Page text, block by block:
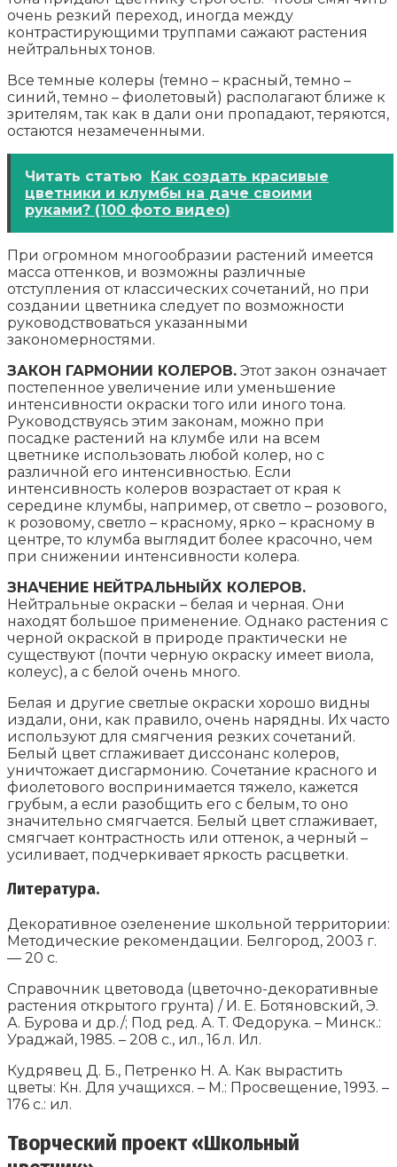
очень резкий переход, иногда между
контрастирующими труппами сажают растения
нейтральных тонов.
Все темные колеры (темно – красный, темно –
синий, темно – фиолетовый) располагают ближе к
зрителям, так как в дали они пропадают, теряются,
остаются незамеченными.
Читать статью Как создать красивые
цветники и клумбы на даче своими
руками? (100 фото видео)
При огромном многообразии растений имеется
масса оттенков, и возможны различные
отступления от классических сочетаний, но при
создании цветника следует по возможности
руководствоваться указанными
закономерностями.
ЗАКОН ГАРМОНИИ КОЛЕРОВ. Этот закон означает
постепенное увеличение или уменьшение
интенсивности окраски того или иного тона.
Руководствуясь этим законам, можно при
посадке растений на клумбе или на всем
цветнике использовать любой колер, но с
различной его интенсивностью. Если
интенсивность колеров возрастает от края к
середине клумбы, например, от светло – розового,
к розовому, светло – красному, ярко – красному в
центре, то клумба выглядит более красочно, чем
при снижении интенсивности колера.
ЗНАЧЕНИЕ НЕЙТРАЛЬНЫЙХ КОЛЕРОВ.
Нейтральные окраски – белая и черная. Они
находят большое применение. Однако растения с
черной окраской в природе практически не
существуют (почти черную окраску имеет виола,
колеус), а с белой очень много.
Белая и другие светлые окраски хорошо видны
издали, они, как правило, очень нарядны. Их часто
используют для смягчения резких сочетаний.
Белый цвет сглаживает диссонанс колеров,
уничтожает дисгармонию. Сочетание красного и
фиолетового воспринимается тяжело, кажется
грубым, а если разобщить его с белым, то оно
значительно смягчается. Белый цвет сглаживает,
смягчает контрастность или оттенок, а черный –
усиливает, подчеркивает яркость расцветки.
Литература.
Декоративное озеленение школьной территории:
Методические рекомендации. Белгород, 2003 г.
— 20 с.
Справочник цветовода (цветочно-декоративные
растения открытого грунта) / И. Е. Ботяновский, Э.
А. Бурова и др./; Под ред. А. Т. Федорука. – Минск.:
Ураджай, 1985. – 208 с., ил., 16 л. Ил.
Кудрявец Д. Б., Петренко Н. А. Как вырастить
цветы: Кн. Для учащихся. – М.: Просвещение, 1993. –
176 с.: ил.
Творческий проект «Школьный